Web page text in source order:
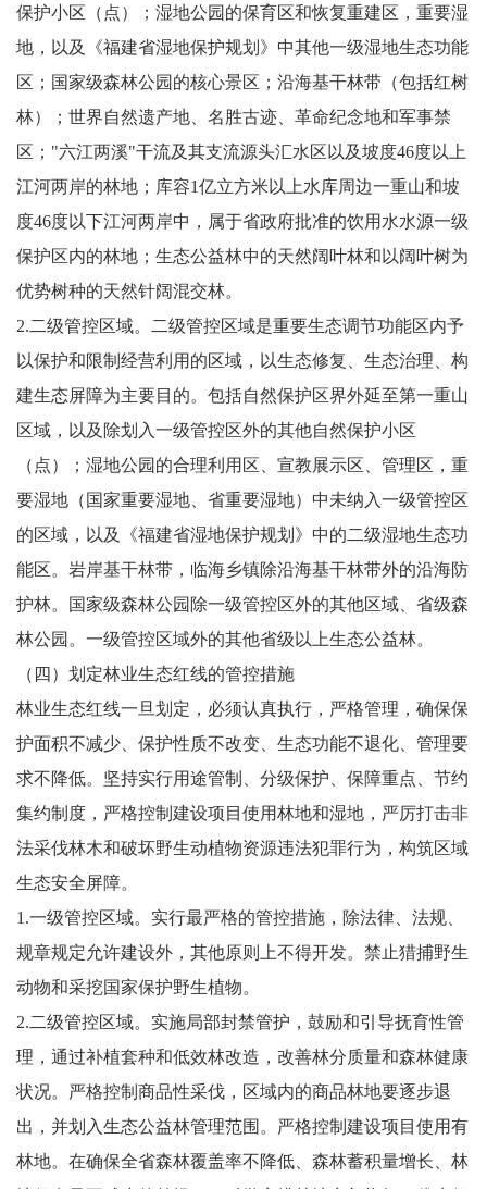
保护小区（点）；湿地公园的保育区和恢复重建区，重要湿
地，以及《福建省湿地保护规划》中其他一级湿地生态功能
区；国家级森林公园的核心景区；沿海基干林带（包括红树
林）；世界自然遗产地、名胜古迹、革命纪念地和军事禁
区；"六江两溪"干流及其支流源头汇水区以及坡度46度以上
江河两岸的林地；库容1亿立方米以上水库周边一重山和坡
度46度以下江河两岸中，属于省政府批准的饮用水水源一级
保护区内的林地；生态公益林中的天然阔叶林和以阔叶树为
优势树种的天然针阔混交林。
2.二级管控区域。二级管控区域是重要生态调节功能区内予
以保护和限制经营利用的区域，以生态修复、生态治理、构
建生态屏障为主要目的。包括自然保护区界外延至第一重山
区域，以及除划入一级管控区外的其他自然保护小区
（点）；湿地公园的合理利用区、宣教展示区、管理区，重
要湿地（国家重要湿地、省重要湿地）中未纳入一级管控区
的区域，以及《福建省湿地保护规划》中的二级湿地生态功
能区。岩岸基干林带，临海乡镇除沿海基干林带外的沿海防
护林。国家级森林公园除一级管控区外的其他区域、省级森
林公园。一级管控区域外的其他省级以上生态公益林。
（四）划定林业生态红线的管控措施
林业生态红线一旦划定，必须认真执行，严格管理，确保保
护面积不减少、保护性质不改变、生态功能不退化、管理要
求不降低。坚持实行用途管制、分级保护、保障重点、节约
集约制度，严格控制建设项目使用林地和湿地，严厉打击非
法采伐林木和破坏野生动植物资源违法犯罪行为，构筑区域
生态安全屏障。
1.一级管控区域。实行最严格的管控措施，除法律、法规、
规章规定允许建设外，其他原则上不得开发。禁止猎捕野生
动物和采挖国家保护野生植物。
2.二级管控区域。实施局部封禁管护，鼓励和引导抚育性管
理，通过补植套种和低效林改造，改善林分质量和森林健康
状况。严格控制商品性采伐，区域内的商品林地要逐步退
出，并划入生态公益林管理范围。严格控制建设项目使用有
林地。在确保全省森林覆盖率不降低、森林蓄积量增长、林